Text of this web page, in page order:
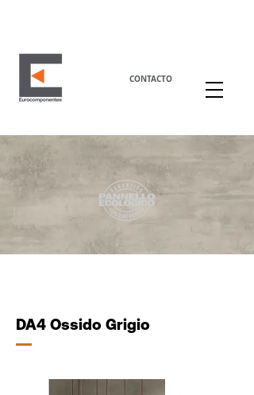
CONTACTO
DA4 Ossido Grigio